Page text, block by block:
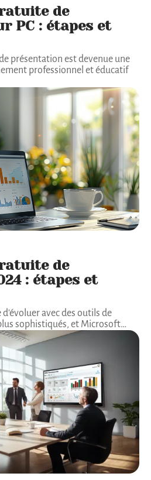
de
PC : étapes et
présentation est devenue une
professionnel et éducatif
de
: étapes et
avec des outils de
sophistiqués, et Microsoft…